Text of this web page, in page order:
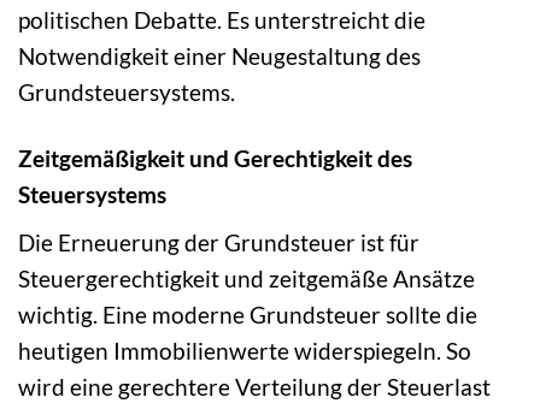
politischen Debatte. Es unterstreicht die
Notwendigkeit einer Neugestaltung des
Grundsteuersystems.
Zeitgemäßigkeit und Gerechtigkeit des
Steuersystems
Die Erneuerung der Grundsteuer ist für
Steuergerechtigkeit und zeitgemäße Ansätze
wichtig. Eine moderne Grundsteuer sollte die
heutigen Immobilienwerte widerspiegeln. So
wird eine gerechtere Verteilung der Steuerlast